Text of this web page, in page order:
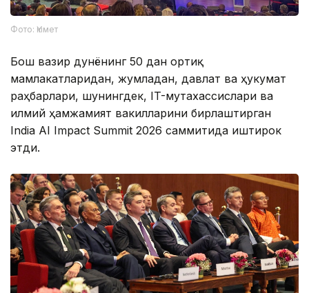
Фото: Үкімет
Бош вазир дунёнинг 50 дан ортиқ
мамлакатларидан, жумладан, давлат ва ҳукумат
раҳбарлари, шунингдек, IT-мутахассислари ва
илмий ҳамжамият вакилларини бирлаштирган
India AI Impact Summit 2026 саммитида иштирок
этди.